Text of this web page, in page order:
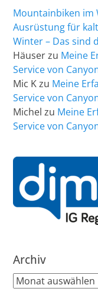
Mountainbiken im
Ausrüstung für
Winter – Das sind
Häuserzu Meine
Service von
Mic Kzu Meine
Service von
Michel zu Meine
Service von
Archiv
Archiv